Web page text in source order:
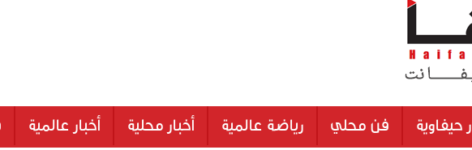
حيفاوية فن محلي رياضة عالمية أخبار محلية أخبار عالمية